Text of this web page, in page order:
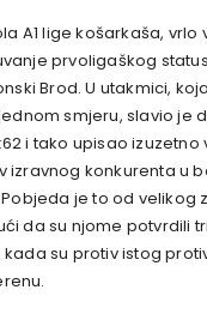
A1 lige košarkaša,
prvoligaškog
Brod. U utakmici,
smjeru, slavio je
i tako upisao izuzetno
izravnog konkurenta u
je to od velikog
da su njome potvrdili
su protiv istog